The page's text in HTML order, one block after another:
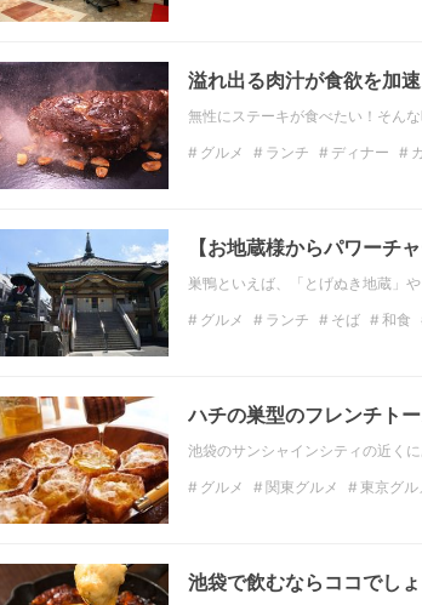
溢れ出る肉汁が食欲を加
無性にステーキが食べたい！そん
グルメ ランチ ディナー
【お地蔵様からパワーチ
巣鴨といえば、「とげぬき地蔵」
グルメ ランチ そば 和食
ハチの巣型のフレンチト
池袋のサンシャインシティの近く
グルメ 関東グルメ 東京グル
池袋で飲むならココでし